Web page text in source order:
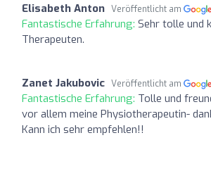
Elisabeth Anton Veröffentlicht am
Fantastische Erfahrung: Sehr tolle und
Therapeuten.
Zanet Jakubovic Veröffentlicht am
Fantastische Erfahrung: Tolle und
vor allem meine Physiotherapeutin-
Kann ich sehr empfehlen!!